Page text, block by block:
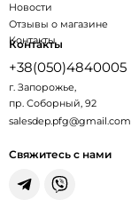
Новости
Отзывы о магазине
Контакты
Контакты
+38(050)4840005
г. Запорожье,
пр. Соборный, 92
salesdep.pfg@gmail.com
Свяжитесь с нами